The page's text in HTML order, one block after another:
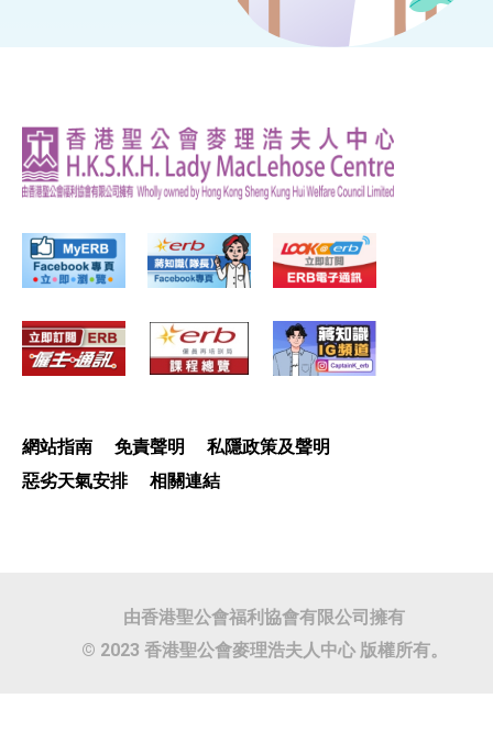
網站指南 免責聲明
私隱政策及聲明
惡劣天氣安排
相關連結
由香港聖公會福利協會有限公司擁有
© 2023 香港聖公會麥理浩夫人中心 版權所有。